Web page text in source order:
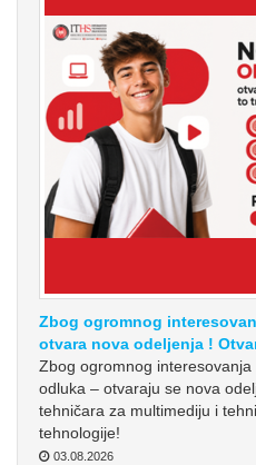
Zbog ogromnog
otvara nova odeljenja !
Zbog ogromnog
odluka – otvaraju se nova
tehničara za multimediju i
tehnologije!
03.08.2026